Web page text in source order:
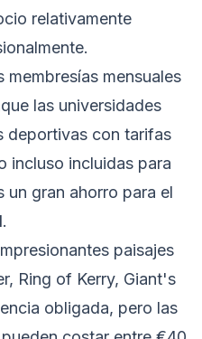
relativamente
membresías mensuales
las universidades
deportivas con tarifas
incluso incluidas para
un gran ahorro para el
.
paisajes
Ring of Kerry, Giant's
obligada, pero las